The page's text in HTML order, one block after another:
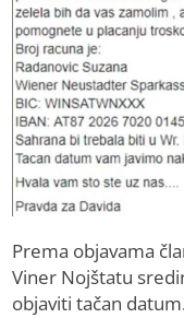
Prema objavama
Viner Nojštatu
objaviti tačan